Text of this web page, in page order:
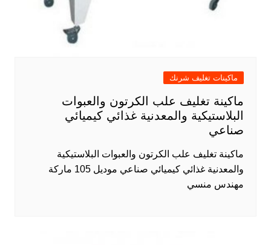
ماكينات تغليف شرنك
ماكينة تغليف علب الكرتون والعبوات
البلاستيكية والمعدنية غذائي كيميائي
صناعي
ماكينة تغليف علب الكرتون والعبوات البلاستيكية
والمعدنية غذائي كيميائي صناعي موديل 105 ماركة
مهندس منسي